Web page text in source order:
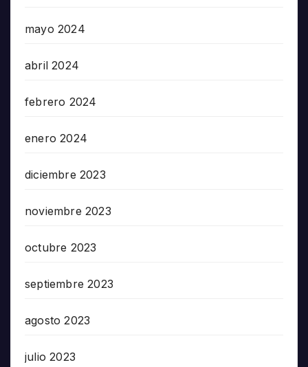
mayo 2024
abril 2024
febrero 2024
enero 2024
diciembre 2023
noviembre 2023
octubre 2023
septiembre 2023
agosto 2023
julio 2023